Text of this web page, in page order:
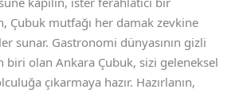
Çubuk mutfağı her damak zevkine
sunar. Gastronomi dünyasının gizli
biri olan Ankara Çubuk, sizi geleneksel
çıkarmaya hazır. Hazırlanın,